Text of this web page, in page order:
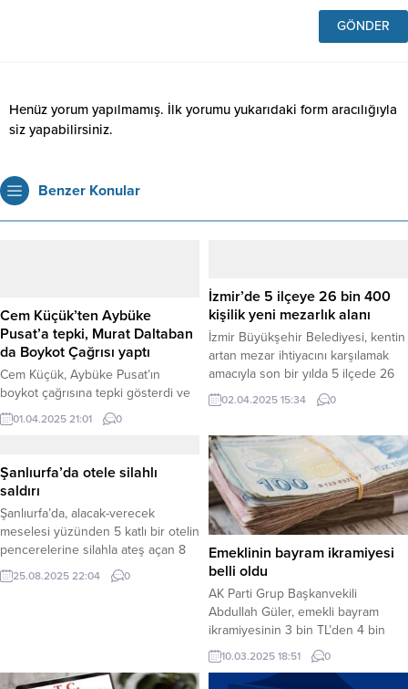
Henüz yorum yapılmamış. İlk yorumu yukarıdaki form aracılığıyla
siz yapabilirsiniz.
Benzer Konular
Cem Küçük’ten Aybüke
Pusat’a tepki, Murat Daltaban
da Boykot Çağrısı yaptı
Cem Küçük, Aybüke Pusat’ın
boykot çağrısına tepki gösterdi ve
TRT Genel Müdürü’nü
etiketleyerek Pusat’ın kovulmasını
çağrısına destek verdi. 2 Nisan’da
yapılan genel tüketim boykotuna
Pusat, sosyal medyada büyük yankı
uyandırdı. İstanbul Büyükşehir
Belediye Başkanı Ekrem
İmamoğlu’nun tutuklanmasının
01.04.2025 21:01 0
İzmir’de 5 ilçeye 26 bin 400
kişilik yeni mezarlık alanı
İzmir Büyükşehir Belediyesi, kentin
artan mezar ihtiyacını karşılamak
amacıyla son bir yılda 5 ilçede 26
bin 400 cenaze defin kapasiteli
yeni gömü alanlarını hizmete açtı.
ilçede daha yaklaşık 40 futbol
sahası büyüklüğünde ek alanları
defin hizmetine sunmaya
hazırlanıyor. Artan İhtiyaca Çözüm
İzmir Büyükşehir Belediyesi, ilçe
merkezlerindeki...
02.04.2025 15:34 0
Şanlıurfa’da otele silahlı
saldırı
Şanlıurfa’da, alacak-verecek
meselesi yüzünden 5 katlı bir otelin
pencerelerine silahla ateş açan 8
şüpheli, polis ekiplerince kısa
sürede yakalandı. Saldırıda
bulunan bir otelde meydana geldi.
25.08.2025 22:04 0
Emeklinin bayram ikramiyesi
belli oldu
AK Parti Grup Başkanvekili
Abdullah Güler, emekli bayram
ikramiyesinin 3 bin TL’den 4 bin
TL’ye çıkarıldığını duyurdu. Türkiye
Büyük Millet Meclisi (TBMM)
Başkanlığı’na sunulan kanun teklifi
10.03.2025 18:51 0